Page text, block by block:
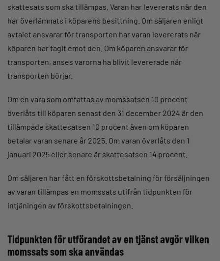
skattesats som ska tillämpas. Varan har levererats när den
har överlämnats i köparens besittning. Om säljaren enligt
avtalet ansvarar för transporten har varan levererats när
köparen har tagit emot den. Om köparen ansvarar för
transporten, anses varorna ha blivit levererade när
transporten börjar.
Om en vara som omfattas av momssatsen 10 procent
överlåts till köparen senast den 31 december 2024 är den
tillämpade skattesatsen 10 procent även om köparen
betalar varan senare år 2025. Om varan överlåts den 1
januari 2025 eller senare är skattesatsen 14 procent.
Om säljaren har fått en förskottsbetalning för försäljningen
av varan tillämpas en momssats utifrån tidpunkten för
intjäningen av förskottsbetalningen.
Tidpunkten för utförandet av en tjänst avgör vilken
momssats som ska användas